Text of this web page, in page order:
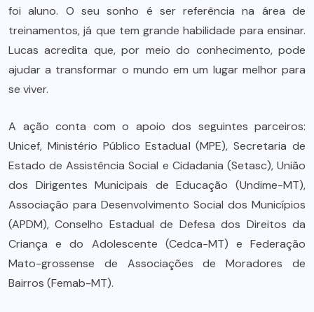
foi aluno. O seu sonho é ser referência na área de
treinamentos, já que tem grande habilidade para ensinar.
Lucas acredita que, por meio do conhecimento, pode
ajudar a transformar o mundo em um lugar melhor para
se viver.
A ação conta com o apoio dos seguintes parceiros:
Unicef, Ministério Público Estadual (MPE), Secretaria de
Estado de Assistência Social e Cidadania (Setasc), União
dos Dirigentes Municipais de Educação (Undime-MT),
Associação para Desenvolvimento Social dos Municípios
(APDM), Conselho Estadual de Defesa dos Direitos da
Criança e do Adolescente (Cedca-MT) e Federação
Mato-grossense de Associações de Moradores de
Bairros (Femab-MT).